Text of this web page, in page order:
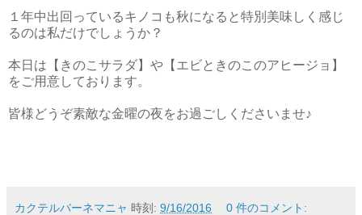
１年中出回っているキノコも秋になると特別美味しく感じ
るのは私だけでしょうか？
本日は【きのこサラダ】や【エビときのこのアヒージョ】
をご用意しております。
皆様どうぞ素敵な金曜の夜をお過ごしくださいませ♪
カクテルバーネマニャ 時刻: 9/16/2016 0 件のコメント: